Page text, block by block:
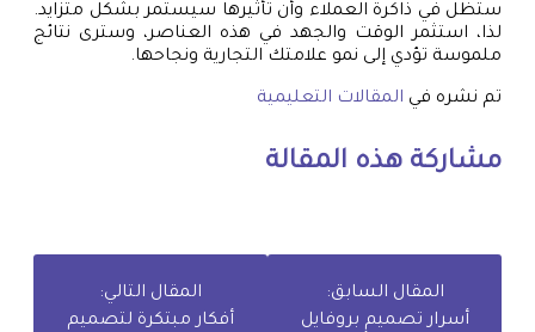
ستظل في ذاكرة العملاء وأن تأثيرها سيستمر بشكل متزايد.
لذا، استثمر الوقت والجهد في هذه العناصر، وسترى نتائج
ملموسة تؤدي إلى نمو علامتك التجارية ونجاحها.
تم نشره في المقالات التعليمية
مشاركة هذه المقالة
المقال السابق:
أسرار تصميم بروفايل
المقال التالي:
أفكار مبتكرة لتصميم